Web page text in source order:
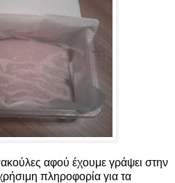
αφού έχουμε γράψει στην
πληροφορία για τα